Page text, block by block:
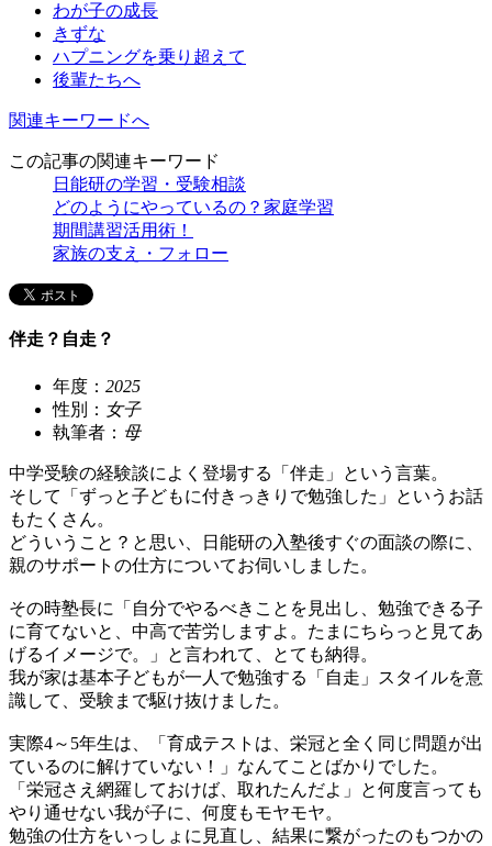
わが子の成長
きずな
ハプニングを乗り超えて
後輩たちへ
関連キーワードへ
この記事の関連キーワード
日能研の学習・受験相談
どのようにやっているの？家庭学習
期間講習活用術！
家族の支え・フォロー
伴走？自走？
年度： 2025
性別： 女子
執筆者： 母
中学受験の経験談によく登場する「伴走」という言葉。
そして「ずっと子どもに付きっきりで勉強した」というお話
もたくさん。
どういうこと？と思い、日能研の入塾後すぐの面談の際に、
親のサポートの仕方についてお伺いしました。
その時塾長に「自分でやるべきことを見出し、勉強できる子
に育てないと、中高で苦労しますよ。たまにちらっと見てあ
げるイメージで。」と言われて、とても納得。
我が家は基本子どもが一人で勉強する「自走」スタイルを意
識して、受験まで駆け抜けました。
実際4～5年生は、「育成テストは、栄冠と全く同じ問題が出
ているのに解けていない！」なんてことばかりでした。
「栄冠さえ網羅しておけば、取れたんだよ」と何度言っても
やり通せない我が子に、何度もモヤモヤ。
勉強の仕方をいっしょに見直し、結果に繋がったのもつかの